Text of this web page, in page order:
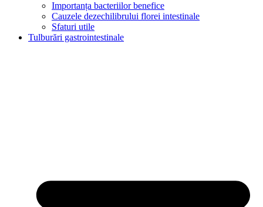
Importanța bacteriilor benefice
Cauzele dezechilibrului florei intestinale
Sfaturi utile
Tulburări gastrointestinale